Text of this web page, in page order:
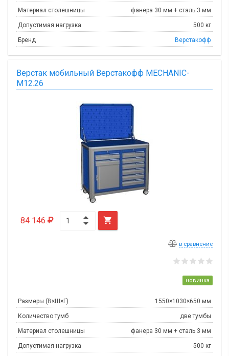
Материал столешницы фанера 30 мм + сталь 3 мм
Допустимая нагрузка 500 кг
Бренд Верстакофф
Верстак мобильный Верстакофф MECHANIC-
М12.26
84 146 
в сравнение
новинка
Размеры (В×Ш×Г) 1550×1030×650 мм
Количество тумб две тумбы
Материал столешницы фанера 30 мм + сталь 3 мм
Допустимая нагрузка 500 кг